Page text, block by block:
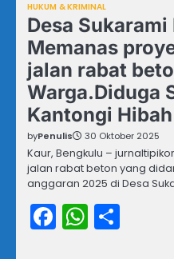
HUKUM & KRIMINAL
Desa
Memanas
jalan rabat
Warga.Diduga
Kantongi
byPenulis 30 Oktober 2025
Kaur, Bengkulu –
jalan rabat beton yang
anggaran 2025 di Desa
Facebook